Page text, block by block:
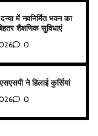
में नवनिर्मित भवन का
शैक्षणिक सुविधाएं
0
ने हिलाई कुर्सियां
0